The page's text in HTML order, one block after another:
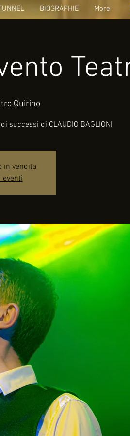
BIOGRAPHIE More
Quirino
successi di CLAUDIO BAGLIONI
in vendita
eventi